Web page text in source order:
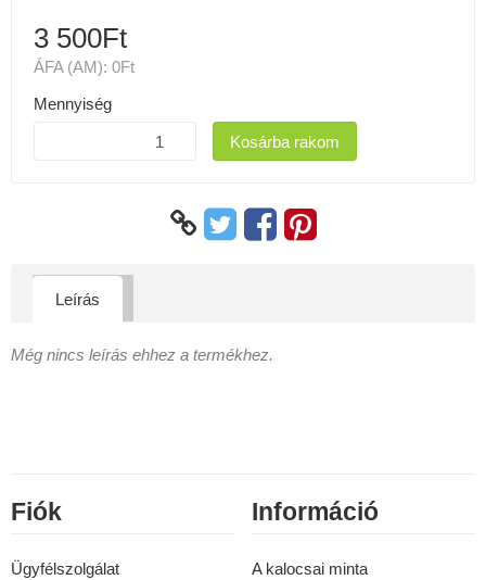
3 500Ft
ÁFA (AM): 0Ft
Mennyiség
Kosárba rakom
Leírás
Még nincs leírás ehhez a termékhez.
Fiók
Ügyfélszolgálat
Információ
A kalocsai minta